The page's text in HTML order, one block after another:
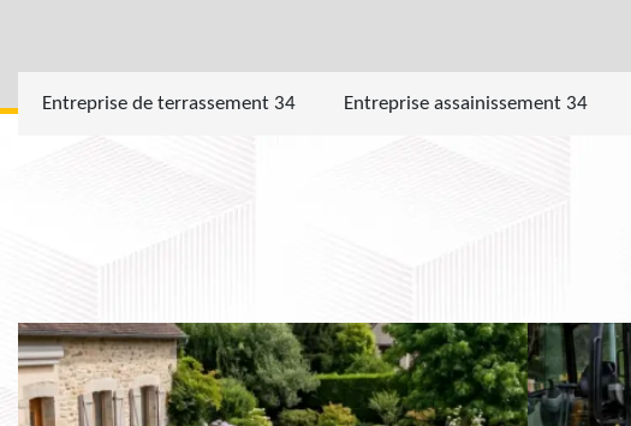
Entreprise de terrassement 34 Entreprise assainissement 34